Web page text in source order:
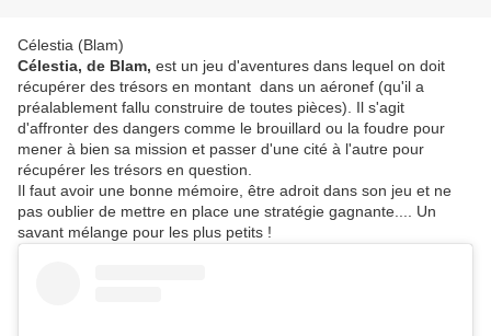
Célestia (Blam)
Célestia, de Blam, est un jeu d'aventures dans lequel on doit
récupérer des trésors en montant dans un aéronef (qu'il a
préalablement fallu construire de toutes pièces). Il s'agit
d'affronter des dangers comme le brouillard ou la foudre pour
mener à bien sa mission et passer d'une cité à l'autre pour
récupérer les trésors en question.
Il faut avoir une bonne mémoire, être adroit dans son jeu et ne
pas oublier de mettre en place une stratégie gagnante.... Un
savant mélange pour les plus petits !